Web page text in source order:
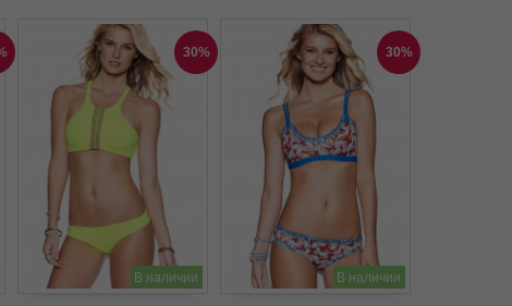
30%
В наличии
30%
В наличии